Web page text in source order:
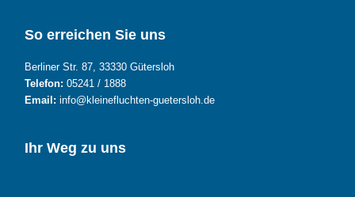
So erreichen Sie uns
Berliner Str. 87, 33330 Gütersloh
Telefon: 05241 / 1888
Email: info@kleinefluchten-guetersloh.de
Ihr Weg zu uns